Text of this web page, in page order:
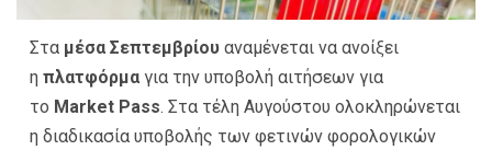
Στα μέσα Σεπτεμβρίου αναμένεται να ανοίξει
η πλατφόρμα για την υποβολή αιτήσεων για
το Market Pass. Στα τέλη Αυγούστου ολοκληρώνεται
η διαδικασία υποβολής των φετινών φορολογικών